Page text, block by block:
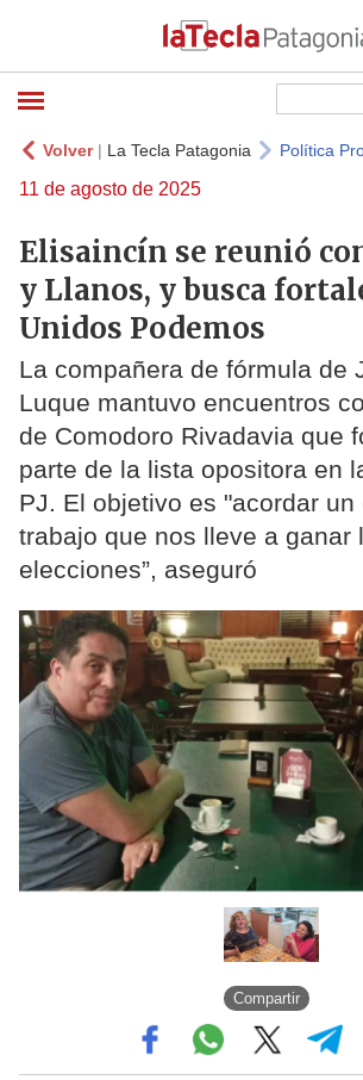
Volver| La Tecla Patagonia Política
11 de agosto de 2025
Elisaincín se reunió
y Llanos, y busca
Unidos Podemos
La compañera de fórmula de
Luque mantuvo encuentros
de Comodoro Rivadavia que
parte de la lista opositora en
PJ. El objetivo es "acordar un
trabajo que nos lleve a ganar
elecciones”, aseguró
Compartir